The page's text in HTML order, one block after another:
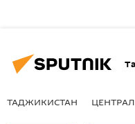
ТАДЖИКИСТАН